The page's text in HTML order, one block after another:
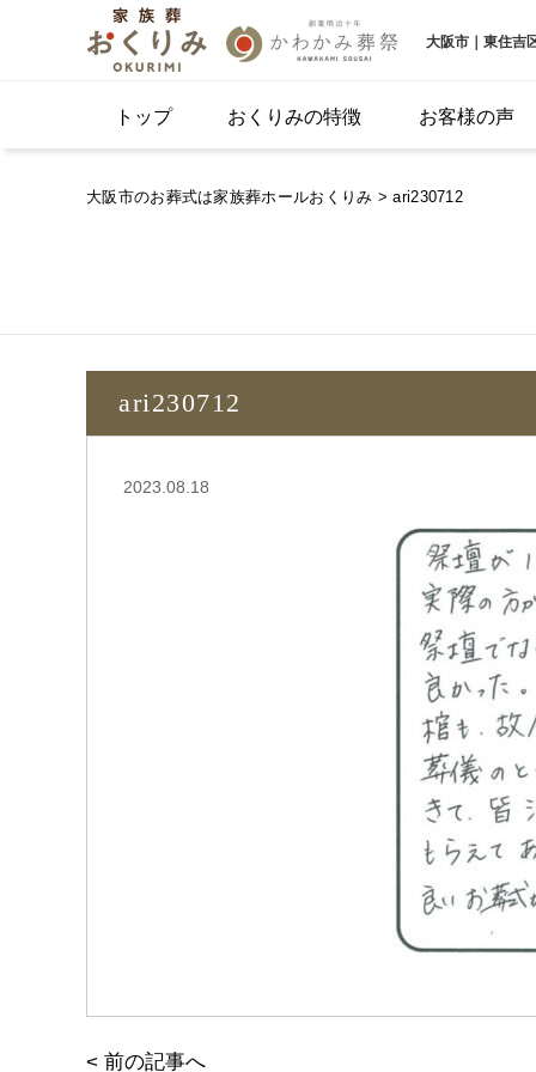
大阪市｜東住吉
トップ おくりみの特徴 お客様の声
大阪市のお葬式は家族葬ホールおくりみ > ari230712
ari230712
2023.08.18
< 前の記事へ